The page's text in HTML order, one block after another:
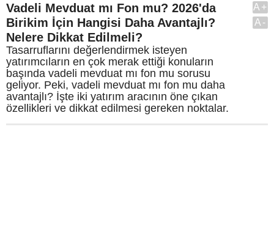
Vadeli Mevduat mı Fon mu? 2026'da
Birikim İçin Hangisi Daha Avantajlı?
Nelere Dikkat Edilmeli?
Tasarruflarını değerlendirmek isteyen
yatırımcıların en çok merak ettiği konuların
başında vadeli mevduat mı fon mu sorusu
geliyor. Peki, vadeli mevduat mı fon mu daha
avantajlı? İşte iki yatırım aracının öne çıkan
özellikleri ve dikkat edilmesi gereken noktalar.
A+
A-